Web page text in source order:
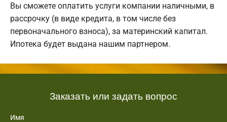
Вы сможете оплатить услуги компании наличными, в
рассрочку (в виде кредита, в том числе без
первоначального взноса), за материнский капитал.
Ипотека будет выдана нашим партнером.
Заказать или задать вопрос
Имя